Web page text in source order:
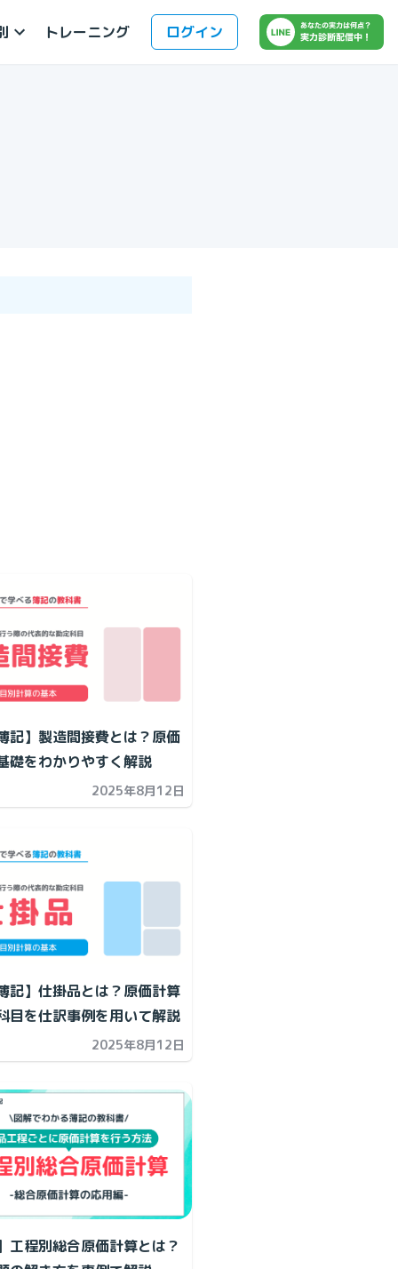
トレーニング ログイン
記】製造間接費とは？原価
礎をわかりやすく解説
2025年8月12日
記】仕掛品とは？原価計算
目を仕訳事例を用いて解説
2025年8月12日
工程別総合原価計算とは？